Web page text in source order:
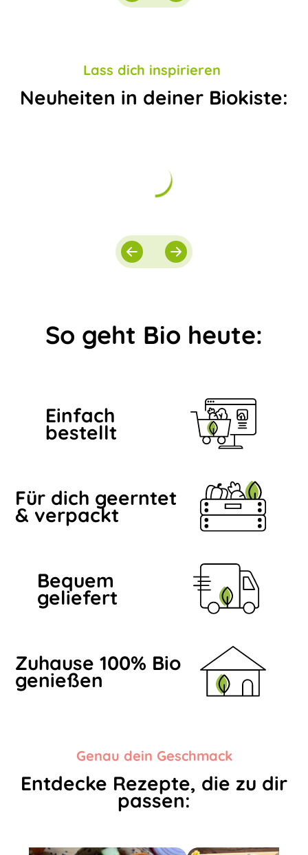
Lass dich inspirieren
Neuheiten in deiner Biokiste:
So geht Bio heute:
Einfach
bestellt
Für dich geerntet
& verpackt
Bequem
geliefert
Zuhause 100% Bio
genießen
Genau dein Geschmack
Entdecke Rezepte, die zu dir
passen: